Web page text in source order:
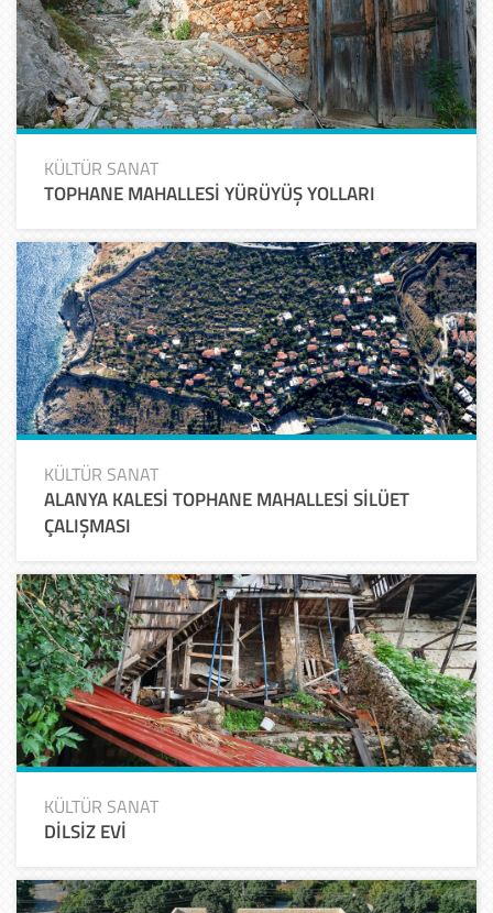
KÜLTÜR SANAT
TOPHANE MAHALLESİ YÜRÜYÜŞ YOLLARI
KÜLTÜR SANAT
ALANYA KALESİ TOPHANE MAHALLESİ SİLÜET
ÇALIŞMASI
KÜLTÜR SANAT
DİLSİZ EVİ